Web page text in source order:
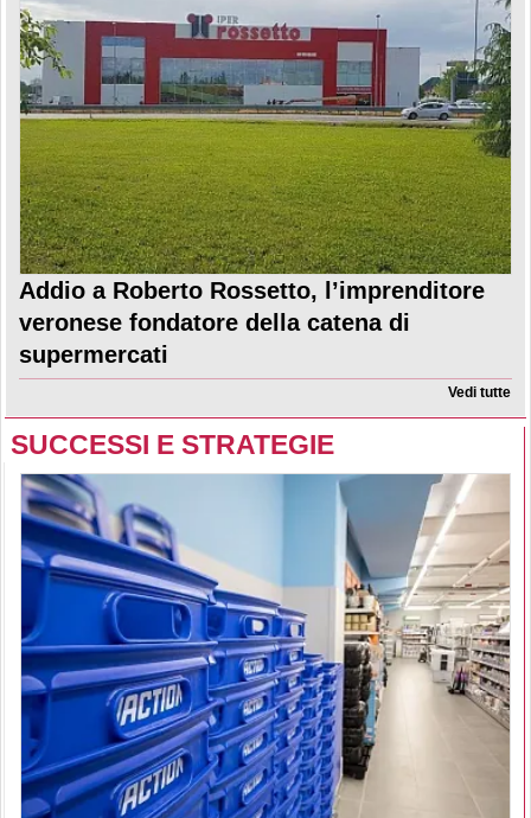
Addio a Roberto Rossetto, l’imprenditore
veronese fondatore della catena di
supermercati
Vedi tutte
SUCCESSI E STRATEGIE